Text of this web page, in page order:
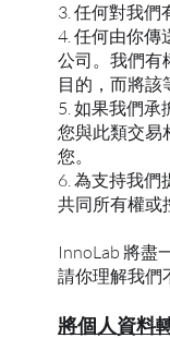
3. 任何對我們
4. 任何由你傳
公司。我們有
目的，而將該
5. 如果我們
您與此類交易
您。
6. 為支持我
共同所有權或
InnoLab 將盡
請你理解我們
將個人資料